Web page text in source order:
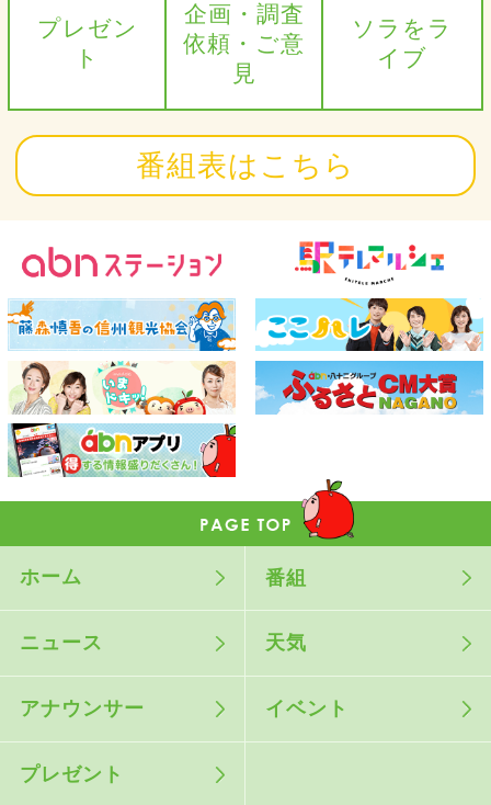
プレゼン
ト
企画・調査
依頼・ご意
見
ソラをラ
イブ
番組表はこちら
ホーム 番組
ニュース 天気
アナウンサー イベント
プレゼント